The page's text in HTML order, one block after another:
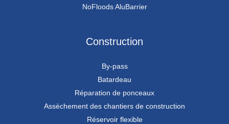
NoFloods AluBarrier
Construction
By-pass
Batardeau
Réparation de ponceaux
Assèchement des chantiers de construction
Réservoir flexible